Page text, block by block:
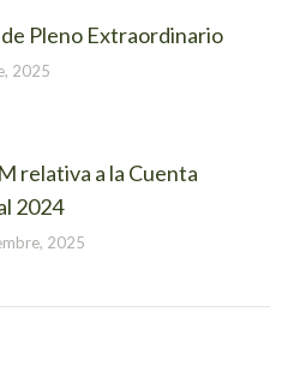
Pleno Extraordinario
2025
relativa a la Cuenta
2024
2025